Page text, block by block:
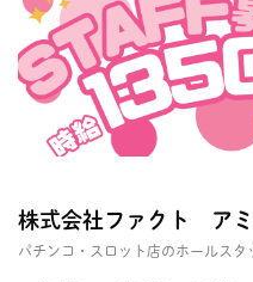
株式会社ファクト ア
パチンコ・スロット店のホールスタ